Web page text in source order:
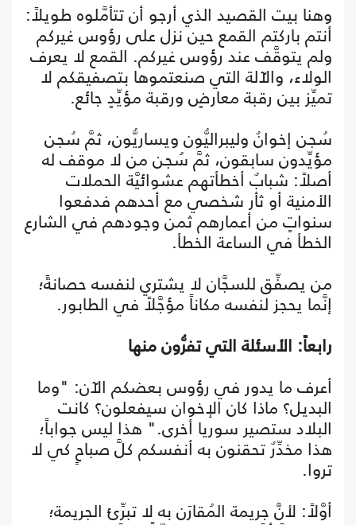
وهنا بيت القصيد الذي أرجو أن تتأمَّلوه طويلاً:
أنتم باركتم القمع حين نزل على رؤوس غيركم
ولم يتوقَّف عند رؤوس غيركم. القمع لا يعرف
الولاء، والآلة التي صنعتموها بتصفيقكم لا
تميِّز بين رقبة معارضٍ ورقبة مؤيِّدٍ جائع.
سُجن إخوانٌ وليبراليُّون ويساريُّون، ثمَّ سُجن
مؤيِّدون سابقون، ثمَّ سُجن من لا موقف له
أصلاً: شبابٌ أخطأتهم عشوائيَّة الحملات
الأمنية أو ثأر شخصي مع أحدهم فدفعوا
سنواتٍ من أعمارهم ثمن وجودهم في الشارع
الخطأ في الساعة الخطأ.
من يصفِّق للسجَّان لا يشتري لنفسه حصانةً؛
إنَّما يحجز لنفسه مكاناً مؤجَّلاً في الطابور.
رابعاً: الأسئلة التي تفرُّون منها
أعرف ما يدور في رؤوس بعضكم الآن: "وما
البديل؟ ماذا كان الإخوان سيفعلون؟ كانت
البلاد ستصير سوريا أخرى." هذا ليس جواباً؛
هذا مخدِّرٌ تحقنون به أنفسكم كلَّ صباحٍ كي لا
تروا.
أوَّلاً: لأنَّ جريمة المُقارَن به لا تبرِّئ الجريمة؛